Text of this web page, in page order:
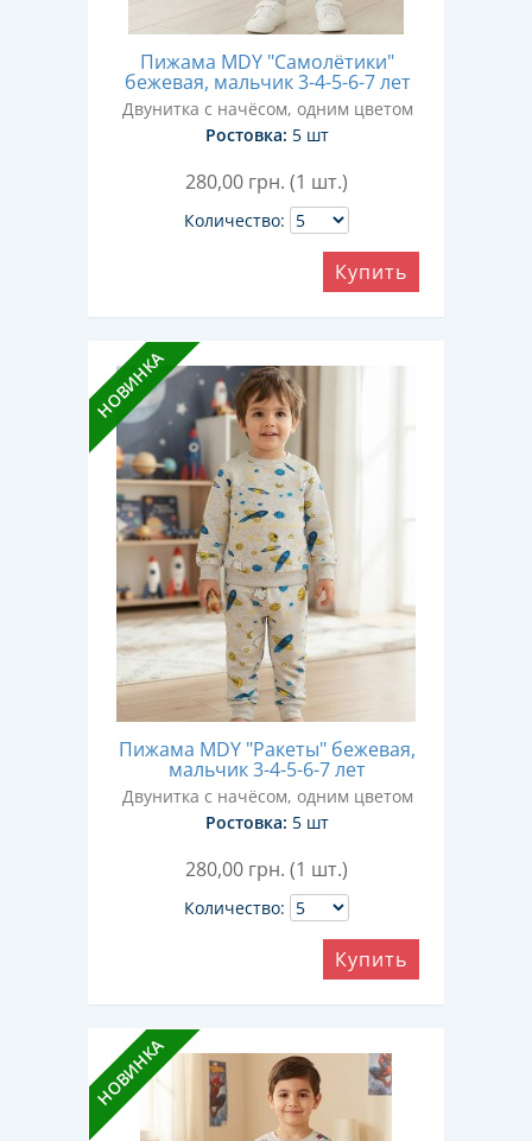
Пижама MDY "Самолётики"
бежевая, мальчик 3-4-5-6-7 лет
Двунитка с начёсом, одним цветом
Ростовка: 5 шт
280,00 грн. (1 шт.)
Количество:
Купить
НОВИНКА
Пижама MDY "Ракеты" бежевая,
мальчик 3-4-5-6-7 лет
Двунитка с начёсом, одним цветом
Ростовка: 5 шт
280,00 грн. (1 шт.)
Количество:
Купить
НОВИНКА